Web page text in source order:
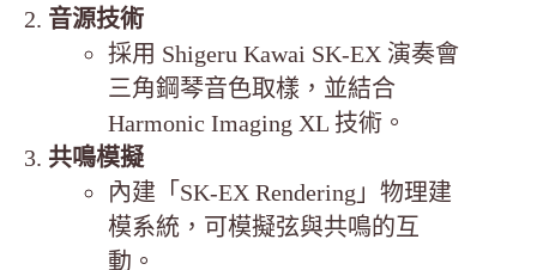
音源技術
採用 Shigeru Kawai SK-EX 演奏會
三角鋼琴音色取樣，並結合
Harmonic Imaging XL 技術。
共鳴模擬
內建「SK-EX Rendering」物理建
模系統，可模擬弦與共鳴的互
動。